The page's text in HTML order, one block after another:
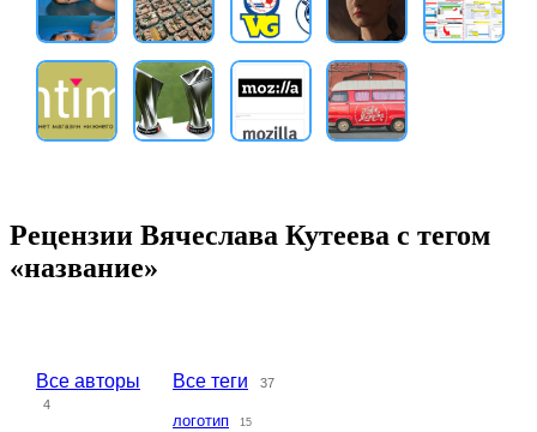
Рецензии Вячеслава Кутеева с тегом
«название»
Все авторы
4
Все теги 37
логотип 15